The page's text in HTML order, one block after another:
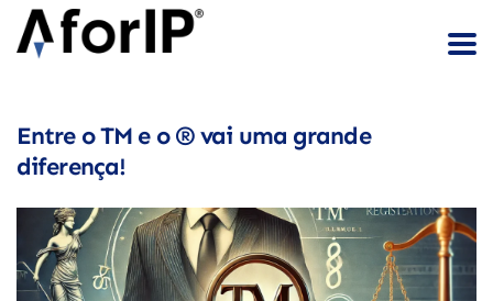
Entre o TM e o ® vai uma grande
diferença!